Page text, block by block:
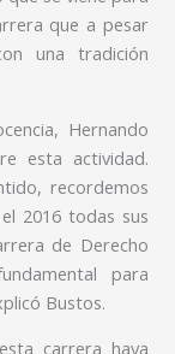
que a pesar
una tradición
Hernando
esta actividad.
recordemos
2016 todas sus
de Derecho
para
Bustos.
carrera haya